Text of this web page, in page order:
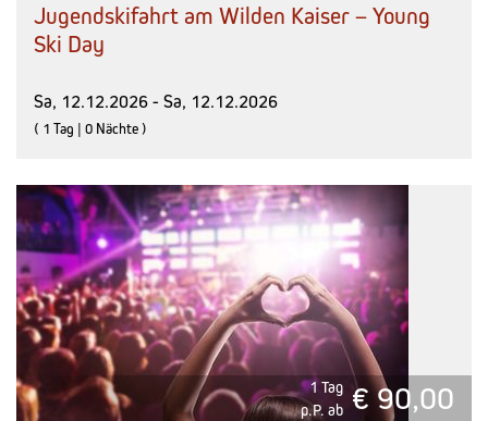
Jugendskifahrt am Wilden Kaiser – Young
Ski Day
Sa, 12.12.2026 - Sa, 12.12.2026
( 1 Tag | 0 Nächte )
1 Tag
p.P. ab € 90,00